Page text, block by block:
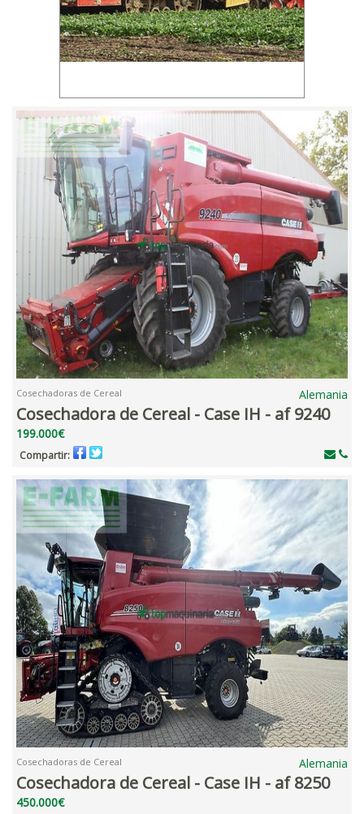
Cosechadoras de Cereal Alemania
Cosechadora de Cereal - Case IH - af 9240
199.000€
Compartir:
Cosechadoras de Cereal Alemania
Cosechadora de Cereal - Case IH - af 8250
450.000€